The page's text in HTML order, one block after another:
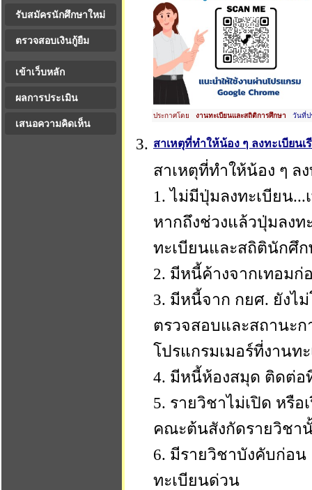
รับสมัครนักศึกษาใหม่
ตรวจสอบเงินกู้ยืม
เข้าเว็บหลัก
ผลการประเมิน
เสนอความคิดเห็น
ประกาศโดย งานทะเบียนและสถิติการศึกษา วันที่ป
3. สาเหตุที่ทำให้น้อง ๆ ลงทะเบียน
สาเหตุที่ทำให้น้อง ๆ ล
1. ไม่มีปุ่มลงทะเบียน...
หากถึงช่วงแล้วปุ่มลงท
ทะเบียนและสถิตินักศึก
2. มีหนี้ค้างจากเทอม
3. มีหนี้จาก กยศ. ยังไ
ตรวจสอบและสถานะ
โปรแกรมเมอร์ที่งานท
4. มีหนี้ห้องสมุด ติดต่อ
5. รายวิชาไม่เปิด หรื
คณะต้นสังกัดรายวิชา
6. มีรายวิชาบังคับก่อ
ทะเบียนด่วน